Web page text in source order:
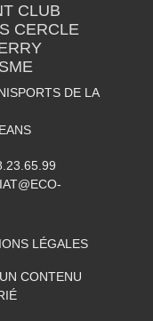
CLUB
CERCLE
DE LA
LÉGALES
CONTENU